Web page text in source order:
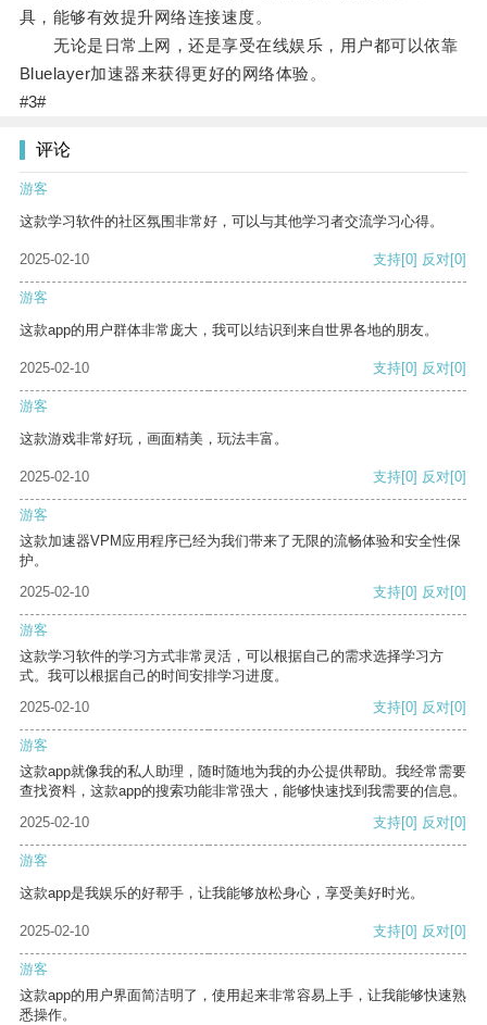
具，能够有效提升网络连接速度。
无论是日常上网，还是享受在线娱乐，用户都可以依靠
Bluelayer加速器来获得更好的网络体验。
#3#
评论
游客
这款学习软件的社区氛围非常好，可以与其他学习者交流学习心得。
2025-02-10 支持[0] 反对[0]
游客
这款app的用户群体非常庞大，我可以结识到来自世界各地的朋友。
2025-02-10 支持[0] 反对[0]
游客
这款游戏非常好玩，画面精美，玩法丰富。
2025-02-10 支持[0] 反对[0]
游客
这款加速器VPM应用程序已经为我们带来了无限的流畅体验和安全性保
护。
2025-02-10
支持[0] 反对[0]
游客
这款学习软件的学习方式非常灵活，可以根据自己的需求选择学习方
式。我可以根据自己的时间安排学习进度。
2025-02-10
支持[0] 反对[0]
游客
这款app就像我的私人助理，随时随地为我的办公提供帮助。我经常需要
查找资料，这款app的搜索功能非常强大，能够快速找到我需要的信息。
2025-02-10
支持[0] 反对[0]
游客
这款app是我娱乐的好帮手，让我能够放松身心，享受美好时光。
2025-02-10 支持[0] 反对[0]
游客
这款app的用户界面简洁明了，使用起来非常容易上手，让我能够快速熟
悉操作。